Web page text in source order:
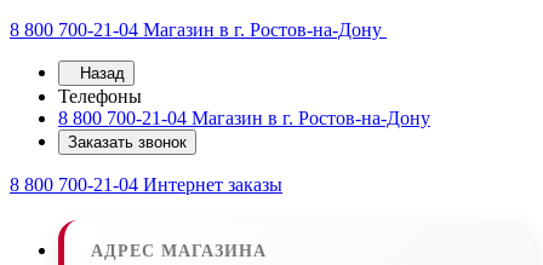
8 800 700-21-04 Магазин в г. Ростов-на-Дону
Назад
Телефоны
8 800 700-21-04 Магазин в г. Ростов-на-Дону
Заказать звонок
8 800 700-21-04 Интернет заказы
АДРЕС МАГАЗИНА